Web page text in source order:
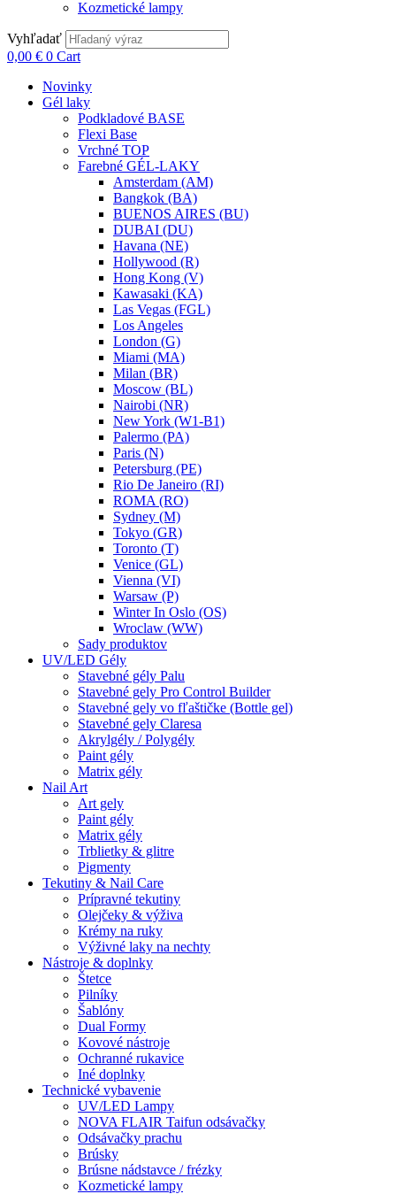
Kozmetické lampy
Vyhľadať
0,00 € 0 Cart
Novinky
Gél laky
Podkladové BASE
Flexi Base
Vrchné TOP
Farebné GÉL-LAKY
Amsterdam (AM)
Bangkok (BA)
BUENOS AIRES (BU)
DUBAI (DU)
Havana (NE)
Hollywood (R)
Hong Kong (V)
Kawasaki (KA)
Las Vegas (FGL)
Los Angeles
London (G)
Miami (MA)
Milan (BR)
Moscow (BL)
Nairobi (NR)
New York (W1-B1)
Palermo (PA)
Paris (N)
Petersburg (PE)
Rio De Janeiro (RI)
ROMA (RO)
Sydney (M)
Tokyo (GR)
Toronto (T)
Venice (GL)
Vienna (VI)
Warsaw (P)
Winter In Oslo (OS)
Wroclaw (WW)
Sady produktov
UV/LED Gély
Stavebné gély Palu
Stavebné gely Pro Control Builder
Stavebné gely vo fľaštičke (Bottle gel)
Stavebné gely Claresa
Akrylgély / Polygély
Paint gély
Matrix gély
Nail Art
Art gely
Paint gély
Matrix gély
Trblietky & glitre
Pigmenty
Tekutiny & Nail Care
Prípravné tekutiny
Olejčeky & výživa
Krémy na ruky
Výživné laky na nechty
Nástroje & doplnky
Štetce
Pilníky
Šablóny
Dual Formy
Kovové nástroje
Ochranné rukavice
Iné doplnky
Technické vybavenie
UV/LED Lampy
NOVA FLAIR Taifun odsávačky
Odsávačky prachu
Brúsky
Brúsne nádstavce / frézky
Kozmetické lampy